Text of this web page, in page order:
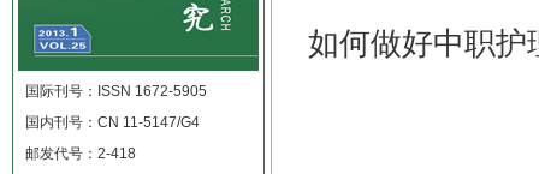
国际刊号：ISSN 1672-5905
国内刊号：CN 11-5147/G4
邮发代号：2-418
如何做好中职护